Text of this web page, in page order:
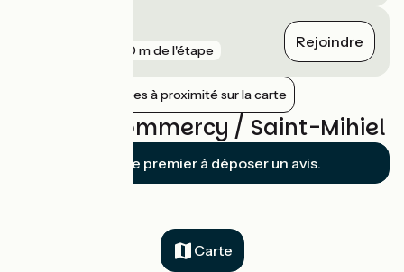
660 m de l'étape Rejoindre
Afficher les gares à proximité sur la carte
Avis sur Commercy / Saint-Mihiel
Soyez le premier à déposer un avis.
Carte